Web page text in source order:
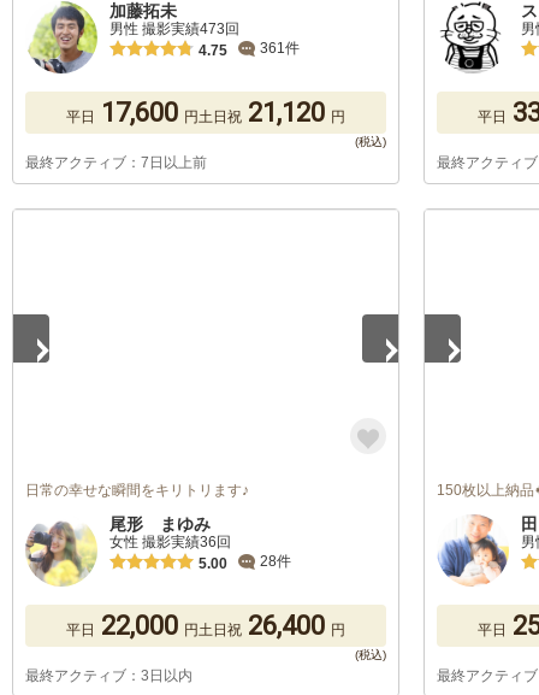
加藤拓未
男性 撮影実績473回
4.75
361件
平日 17,600 円土日祝 21,120 円
最終アクティブ：7日以上前
平日
最終アクティ
日常の幸せな瞬間をキリトリます♪
尾形 まゆみ
女性 撮影実績36回
5.00
28件
平日 22,000 円土日祝 26,400 円
最終アクティブ：3日以内
150枚以上納品
平日
最終アクティ